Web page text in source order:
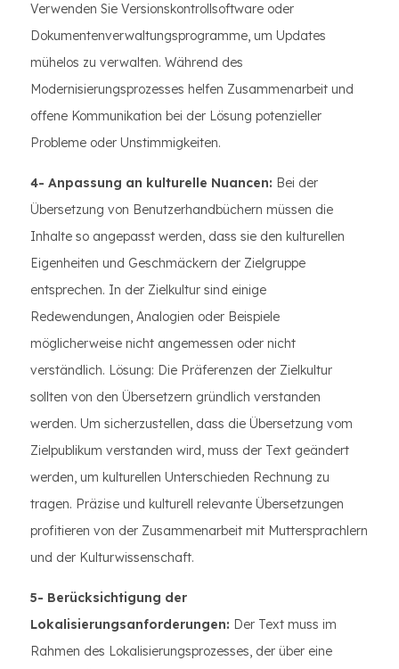
Verwenden Sie Versionskontrollsoftware oder
Dokumentenverwaltungsprogramme, um Updates
mühelos zu verwalten. Während des
Modernisierungsprozesses helfen Zusammenarbeit und
offene Kommunikation bei der Lösung potenzieller
Probleme oder Unstimmigkeiten.
4- Anpassung an kulturelle Nuancen: Bei der
Übersetzung von Benutzerhandbüchern müssen die
Inhalte so angepasst werden, dass sie den kulturellen
Eigenheiten und Geschmäckern der Zielgruppe
entsprechen. In der Zielkultur sind einige
Redewendungen, Analogien oder Beispiele
möglicherweise nicht angemessen oder nicht
verständlich. Lösung: Die Präferenzen der Zielkultur
sollten von den Übersetzern gründlich verstanden
werden. Um sicherzustellen, dass die Übersetzung vom
Zielpublikum verstanden wird, muss der Text geändert
werden, um kulturellen Unterschieden Rechnung zu
tragen. Präzise und kulturell relevante Übersetzungen
profitieren von der Zusammenarbeit mit Muttersprachlern
und der Kulturwissenschaft.
5- Berücksichtigung der
Lokalisierungsanforderungen: Der Text muss im
Rahmen des Lokalisierungsprozesses, der über eine